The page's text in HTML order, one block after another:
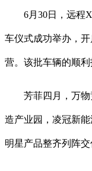
6月30日，远程
车仪式成功举办，
营。该批车辆的顺
芳菲四月，万物
造产业园，凌冠新
明星产品整齐列阵